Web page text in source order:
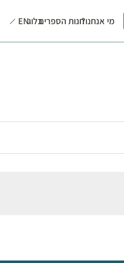
מי אנחנו?חנות הספריםבלוגEN